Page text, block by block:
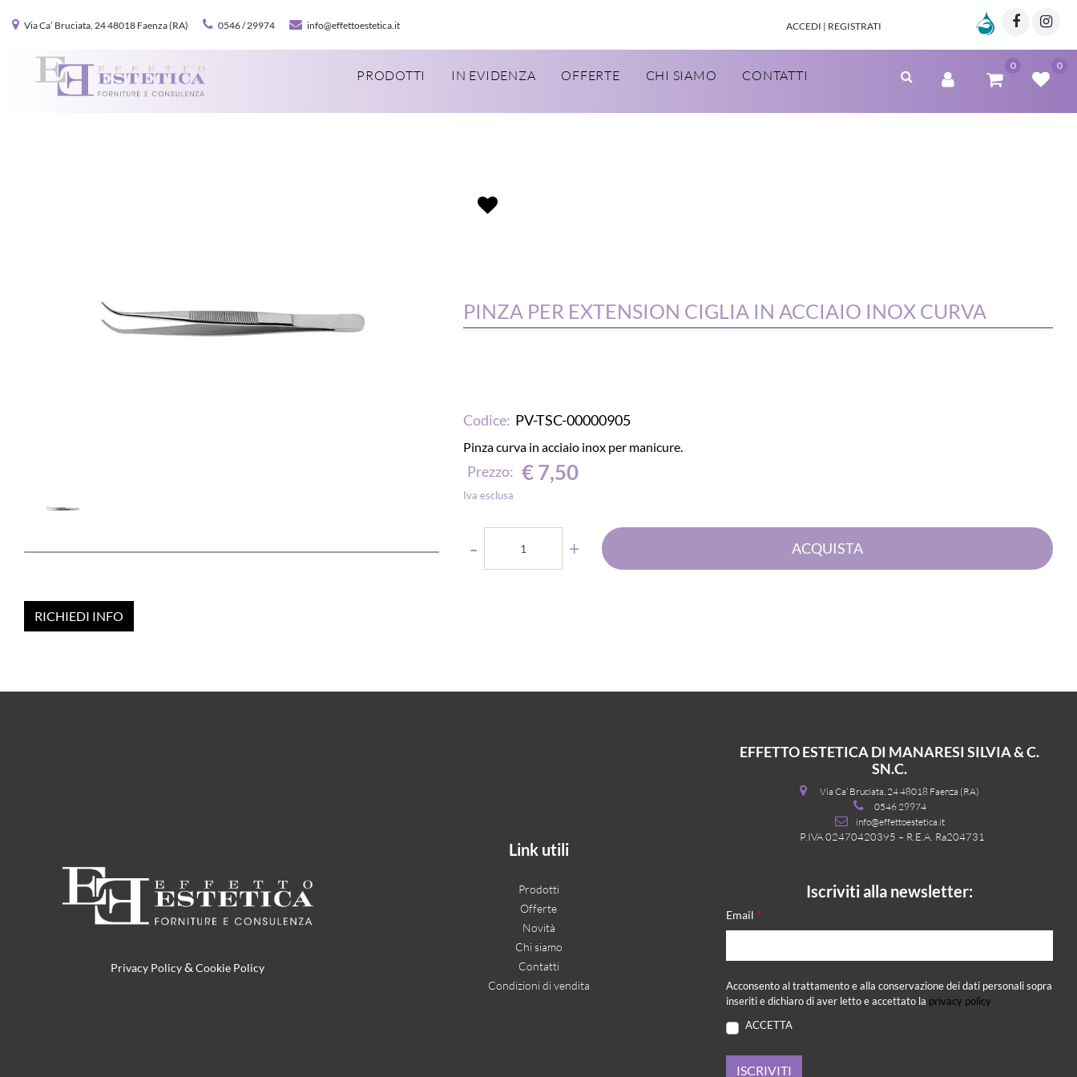
Via Ca’ Bruciata, 24 48018 Faenza (RA) 0546 / 29974 info@effettoestetica.it ACCEDI | REGISTRATI
Marzia Clinic
PRODOTTI IN EVIDENZA OFFERTE CHI SIAMO CONTATTI
0 0
RICHIEDI INFO
PINZA PER EXTENSION CIGLIA IN ACCIAIO INOX CURVA
Codice: PV-TSC-00000905
Pinza curva in acciaio inox per manicure.
Prezzo: € 7,50
Iva esclusa
ACQUISTA
Privacy Policy& Cookie Policy
Link utili
Prodotti
Offerte
Novità
Chi siamo
Contatti
Condizioni di vendita
EFFETTO ESTETICA DI MANARESI SILVIA & C.
SN.C.
Via Ca’ Bruciata, 24 48018 Faenza (RA)
0546 29974
info@effettoestetica.it
P.IVA 02470420395 – R.E.A. Ra204731
Iscriviti alla newsletter:
Email *
Acconsento al trattamento e alla conservazione dei dati personali sopra
inseriti e dichiaro di aver letto e accettato la privacy policy
ACCETTA